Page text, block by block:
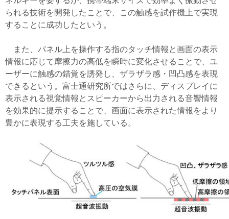
られる技術を開発したことで、この触感を試作機上で実現
することに成功したという。
また、パネル上を操作する指のタッチ情報と画面の表示
情報に応じて摩擦力の高低を瞬時に変化させることで、ユ
ーザーに触感の錯覚を誘発し、ザラザラ感・凹凸感を表現
できるという。富士通研究所ではさらに、ディスプレイに
表示される視覚情報とスピーカーから出力される音響情報
を効果的に提示することで、画面に表示された情報をより
豊かに表現する工夫を施している。